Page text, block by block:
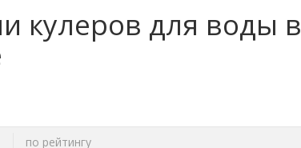
кулеров для воды в
по рейтингу